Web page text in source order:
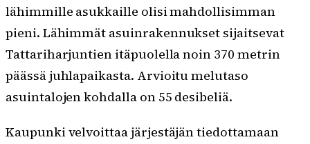
lähimmille asukkaille olisi mahdollisimman
pieni. Lähimmät asuinrakennukset sijaitsevat
Tattariharjuntien itäpuolella noin 370 metrin
päässä juhlapaikasta. Arvioitu melutaso
asuintalojen kohdalla on 55 desibeliä.
Kaupunki velvoittaa järjestäjän tiedottamaan